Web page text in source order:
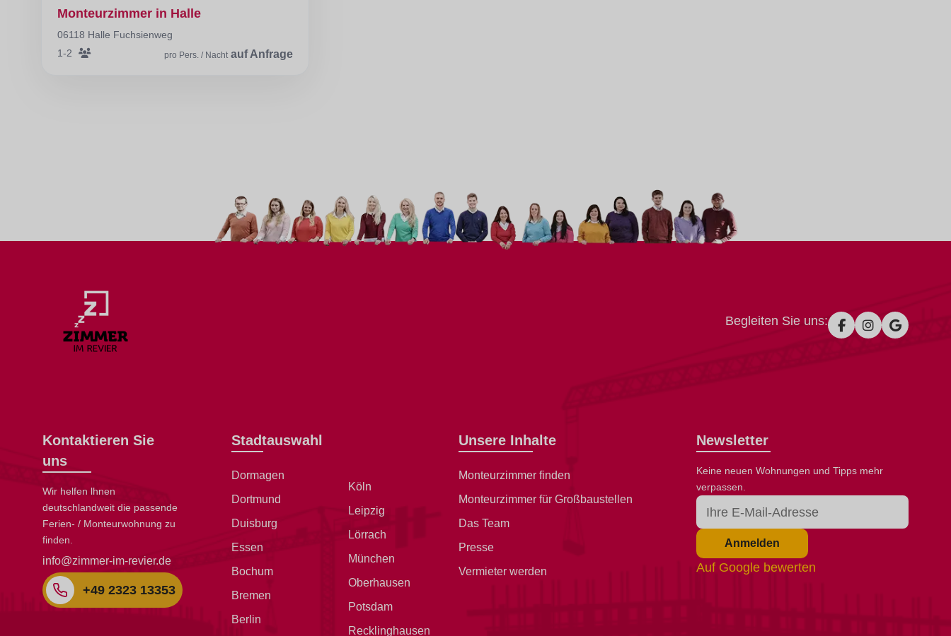
Monteurzimmer in Halle
06118 Halle Fuchsienweg
1-2
pro Pers. / Nacht auf Anfrage
Begleiten Sie uns:
Kontaktieren Sie
uns
Wir helfen lhnen
deutschlandweit die passende
Ferien- / Monteurwohnung zu
finden.
info@zimmer-im-revier.de
+49 2323 13353
Stadtauswahl
Dormagen
Dortmund
Duisburg
Essen
Bochum
Bremen
Berlin
Köln
Leipzig
Lörrach
München
Oberhausen
Potsdam
Recklinghausen
Unsere Inhalte
Monteurzimmer finden
Monteurzimmer für Großbaustellen
Das Team
Presse
Vermieter werden
Newsletter
Keine neuen Wohnungen und Tipps mehr
verpassen.
Anmelden
Auf Google bewerten